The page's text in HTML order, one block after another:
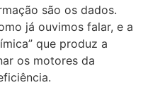
são os dados.
já ouvimos falar, e a
que produz a
os motores da